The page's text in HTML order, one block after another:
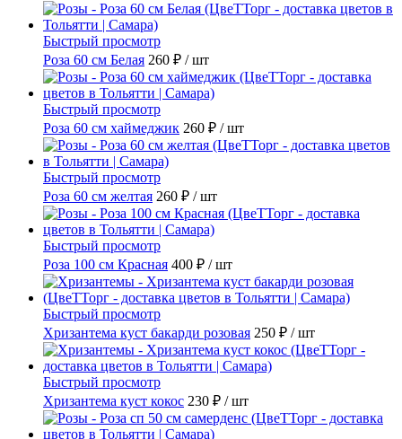
Быстрый просмотр
Роза 60 см Белая 260 ₽ / шт
Быстрый просмотр
Роза 60 см хаймеджик 260 ₽ / шт
Быстрый просмотр
Роза 60 см желтая 260 ₽ / шт
Быстрый просмотр
Роза 100 см Красная 400 ₽ / шт
Быстрый просмотр
Хризантема куст бакарди розовая 250 ₽ / шт
Быстрый просмотр
Хризантема куст кокос 230 ₽ / шт